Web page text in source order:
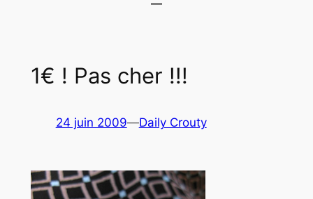
1€ ! Pas cher !!!
24 juin 2009—Daily Crouty